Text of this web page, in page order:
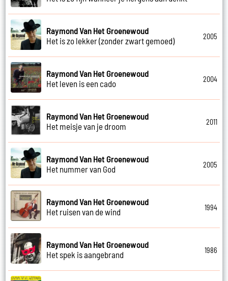
Raymond Van Het Groenewoud
Het is zo lekker (zonder zwart gemoed)
2005
Raymond Van Het Groenewoud
Het leven is een cado
2004
Raymond Van Het Groenewoud
Het meisje van je droom
2011
Raymond Van Het Groenewoud
Het nummer van God
2005
Raymond Van Het Groenewoud
Het ruisen van de wind
1994
Raymond Van Het Groenewoud
Het spek is aangebrand
1986